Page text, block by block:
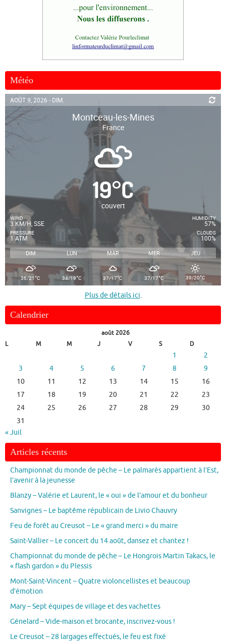
Météo
AOÛT 9, 2026 - DIM.
Montceau-les-Mines
France
19°C
couvert
WIND
3 KM/H, SSE
PRESSURE
1 ATM
HUMIDITY
57%
CLOUDS
100%
DIM LUN MAR MER JEU
36/21°C 34/19°C 37/17°C 37/17°C 39/20°C
Plus de détails ici.
Calendrier
août 2026
L
M M J V S D
1
2
3
4 5 6 7 8
9
10
11 12 13 14 15
16
17
18 19 20 21 22
23
24
25 26 27 28 29
30
31
« Juil
Articles récents
Championnat du monde de pêche – Le palmarès appartient à l’Est,
l’avenir à la jeunesse
Blanzy – Valérie et Laurent, le « oui » de l’amour et du bonheur
Sanvignes – Le baptême républicain de Livio Chauvry
Feu de forêt au Creusot – Le « grand merci » du maire
Saint-Vallier – Le concert du 14 août, dansez et chantez !
Championnat du monde de pêche – Le Hongrois Martin Takacs, le
« flash gardon » du Plessis
Mont-Saint-Vincent – Quatre violoncellistes et beaucoup
d’émotion
Mary – Sept équipes de village et des vachettes
Génelard – Vide-maison et brocante, inscrivez-vous !
Le Creusot – 28 largages effectués, le feu est fixé